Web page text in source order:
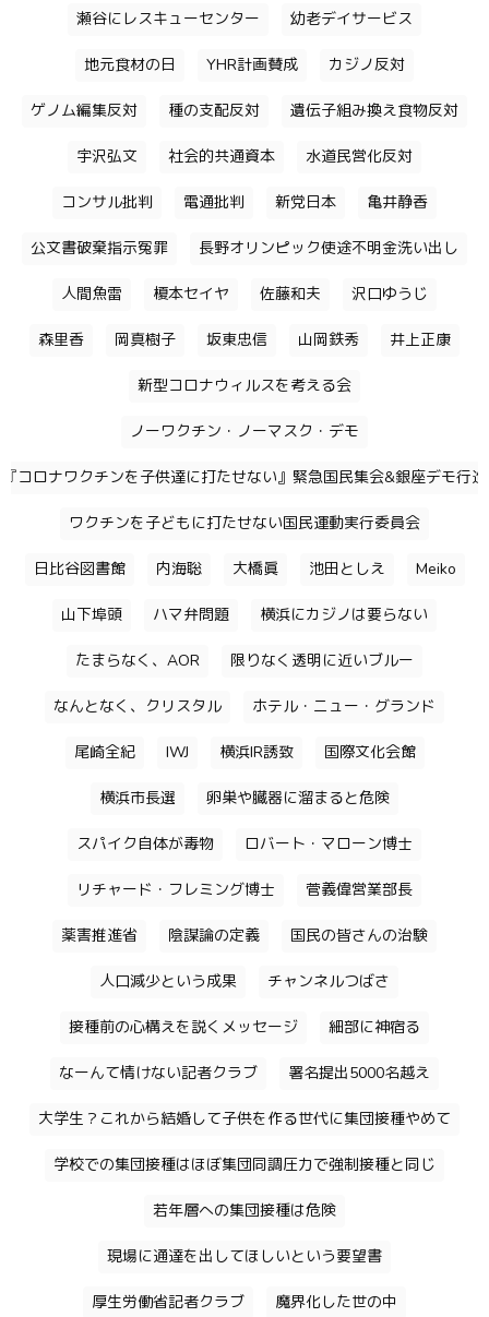
瀬谷にレスキューセンター 幼老デイサービス
地元食材の日 YHR計画賛成 カジノ反対
ゲノム編集反対 種の支配反対 遺伝子組み換え食物反対
宇沢弘文 社会的共通資本 水道民営化反対
コンサル批判 電通批判 新党日本 亀井静香
公文書破棄指示冤罪 長野オリンピック使途不明金洗い出し
人間魚雷 榎本セイヤ 佐藤和夫 沢口ゆうじ
森里香 岡真樹子 坂東忠信 山岡鉄秀 井上正康
新型コロナウィルスを考える会
ノーワクチン・ノーマスク・デモ
『コロナワクチンを子供達に打たせない』緊急国民集会&銀座デモ行進
ワクチンを子どもに打たせない国民運動実行委員会
日比谷図書館 内海聡 大橋眞 池田としえ Meiko
山下埠頭 ハマ弁問題 横浜にカジノは要らない
たまらなく、AOR 限りなく透明に近いブルー
なんとなく、クリスタル ホテル・ニュー・グランド
尾崎全紀 IWJ 横浜IR誘致 国際文化会館
横浜市長選 卵巣や臓器に溜まると危険
スパイク自体が毒物 ロバート・マローン博士
リチャード・フレミング博士 菅義偉営業部長
薬害推進省 陰謀論の定義 国民の皆さんの治験
人口減少という成果 チャンネルつばさ
接種前の心構えを説くメッセージ 細部に神宿る
なーんて情けない記者クラブ 署名提出5000名越え
大学生？これから結婚して子供を作る世代に集団接種やめて
学校での集団接種はほぼ集団同調圧力で強制接種と同じ
若年層への集団接種は危険
現場に通達を出してほしいという要望書
厚生労働省記者クラブ 魔界化した世の中